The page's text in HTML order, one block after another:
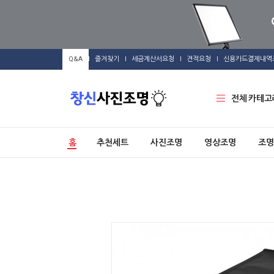
Q&A 즐겨찾기 세금계산서요청 견적요청 신용카드결제내역
전체 카테고
홈 추천세트 사진조명 영상조명 조